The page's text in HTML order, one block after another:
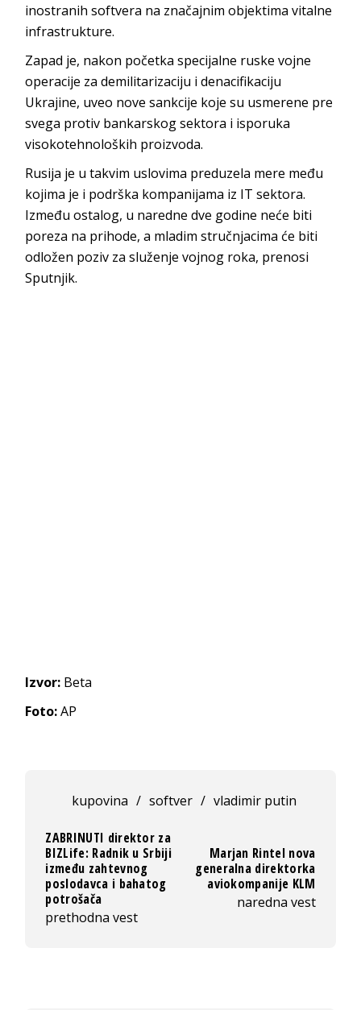
inostranih softvera na značajnim objektima vitalne
infrastrukture.
Zapad je, nakon početka specijalne ruske vojne
operacije za demilitarizaciju i denacifikaciju
Ukrajine, uveo nove sankcije koje su usmerene pre
svega protiv bankarskog sektora i isporuka
visokotehnoloških proizvoda.
Rusija je u takvim uslovima preduzela mere među
kojima je i podrška kompanijama iz IT sektora.
Između ostalog, u naredne dve godine neće biti
poreza na prihode, a mladim stručnjacima će biti
odložen poziv za služenje vojnog roka, prenosi
Sputnjik.
Izvor: Beta
Foto:AP
kupovina / softver / vladimir putin
ZABRINUTI direktor za
BIZLife: Radnik u Srbiji
između zahtevnog
poslodavca i bahatog
potrošača
prethodna vest
Marjan Rintel nova
generalna direktorka
aviokompanije KLM
naredna vest